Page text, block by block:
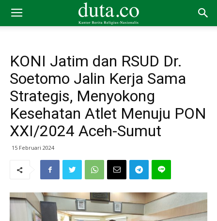
KONI Jatim dan RSUD Dr.
Soetomo Jalin Kerja Sama
Strategis, Menyokong
Kesehatan Atlet Menuju PON
XXI/2024 Aceh-Sumut
15 Februari 2024